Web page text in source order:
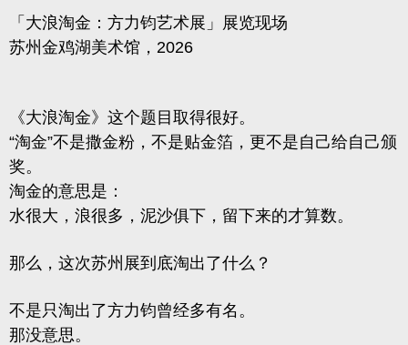
「大浪淘金：方力钧艺术展」展览现场
苏州金鸡湖美术馆，2026
《大浪淘金》这个题目取得很好。
“淘金”不是撒金粉，不是贴金箔，更不是自己给自己颁
奖。
淘金的意思是：
水很大，浪很多，泥沙俱下，留下来的才算数。
那么， 这次苏州展到底淘出了什么？
不是只淘出了方力钧曾经多有名。
那没意思。